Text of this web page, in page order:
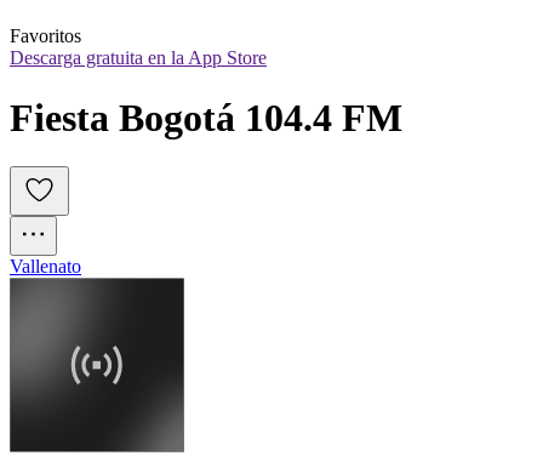
Favoritos
Descarga gratuita en la App Store
Fiesta Bogotá 104.4 FM
Vallenato